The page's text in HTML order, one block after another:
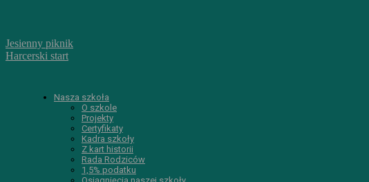
Jesienny piknik
Harcerski start
Nasza szkoła
O szkole
Projekty
Certyfikaty
Kadra szkoły
Z kart historii
Rada Rodziców
1,5% podatku